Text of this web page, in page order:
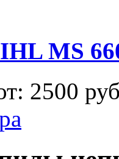
MS
2500